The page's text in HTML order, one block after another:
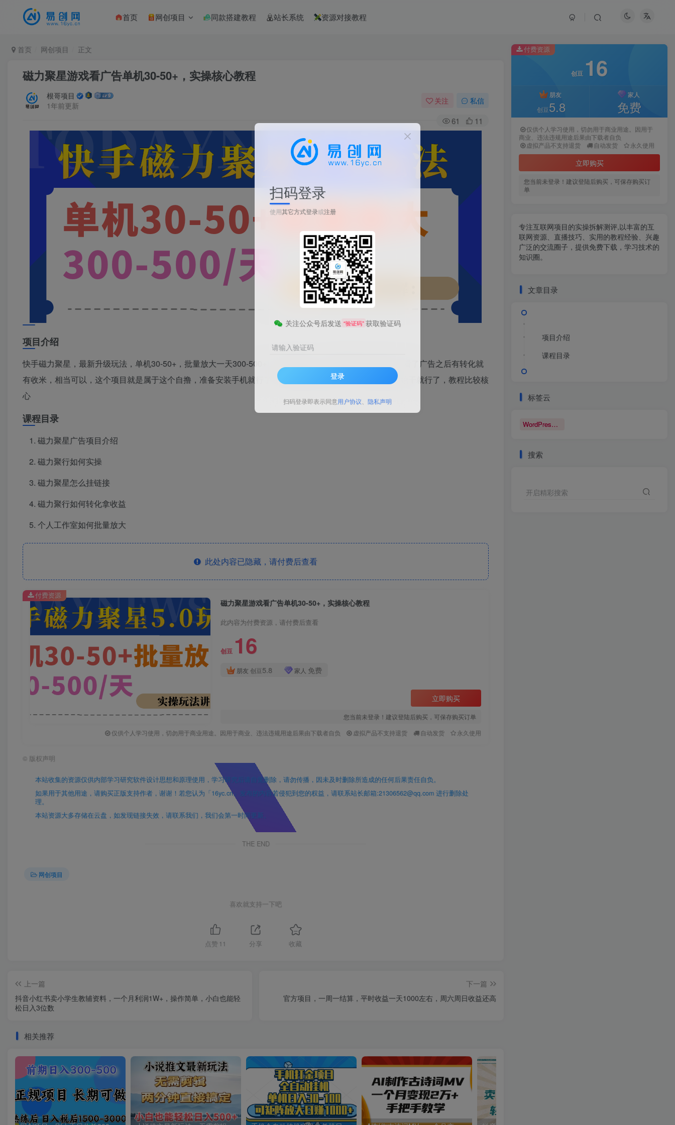
首页 网创项目 同款搭建教程 站长系统 资源对接教程
首页 网创项目 正文
磁力聚星游戏看广告单机30-50+，实操核心教程
根哥项目
1年前更新
关注 私信
61 11
项目介绍
快手磁力聚星，最新升级玩法，单机30-50+，批量放大一天300-500+，可放大操作，下载游戏看广告即可，看了广告之后有转化就
有收米，相当可以，这个项目就是属于这个自撸，准备安装手机就行了，实操流程已经分享了，直接看玩开始干就行了，教程比较核
心
课程目录
磁力聚星广告项目介绍
磁力聚行如何实操
磁力聚星怎么挂链接
磁力聚行如何转化拿收益
个人工作室如何批量放大
此处内容已隐藏，请付费后查看
磁力聚星游戏看广告单机30-50+，实操核心教程
此内容为付费资源，请付费后查看
创豆 16
朋友 创豆 5.8 家人 免费
立即购买
您当前未登录！建议登陆后购买，可保存购买订单
仅供个人学习使用，切勿用于商业用途。因用于商业、违法违规用途后果由下载者自负
虚拟产品不支持退货 自动发货 永久使用
付费资源
© 版权声明
本站收集的资源仅供内部学习研究软件设计思想和原理使用，学习研究后请自觉删除，请勿传播，因未及时删除所造成的任何后果责任自负。
如果用于其他用途，请购买正版支持作者，谢谢！若您认为「16yc.cn」发布的内容若侵犯到您的权益，请联系站长邮箱:21306562@qq.com 进行删除处
理。
本站资源大多存储在云盘，如发现链接失效，请联系我们，我们会第一时间更新。
THE END
网创项目
喜欢就支持一下吧
点赞 11 分享 收藏
上一篇
抖音小红书卖小学生教辅资料，一个月利润1W+，操作简单，小白也能轻
松日入3位数
下一篇
官方项目，一周一结算，平时收益一天1000左右，周六周日收益还高
相关推荐
付费资源
创豆 16
朋友
创豆5.8
家人
免费
仅供个人学习使用，切勿用于商业用途。因用于
商业、违法违规用途后果由下载者自负
虚拟产品不支持退货
自动发货 永久使用
立即购买
您当前未登录！建议登陆后购买，可保存购买订
单
专注互联网项目的实操拆解测评,以丰富的互
联网资源、直播技巧、实用的教程经验、兴趣
广泛的交流圈子，提供免费下载，学习技术的
知识圈。
文章目录
项目介绍
课程目录
标签云
WordPress博客
搜索
开启精彩搜索
扫码登录
使用其它方式登录或注册
关注公众号后发送 “验证码” 获取验证码
请输入验证码
登录
扫码登录即表示同意用户协议、 隐私声明